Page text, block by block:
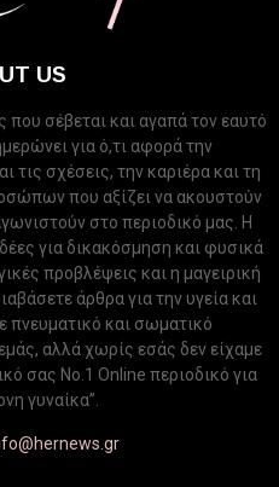
US
που σέβεται και αγαπά τον εαυτό
για ό,τι αφορά την
τις σχέσεις, την καριέρα και τη
που αξίζει να ακουστούν
στο περιοδικό μας. Η
για δικακόσμηση και φυσικά
προβλέψεις και η μαγειρική
άρθρα για την υγεία και
πνευματικό και σωματικό
αλλά χωρίς εσάς δεν είχαμε
σας Νo.1 Online περιοδικό για
γυναίκα”.